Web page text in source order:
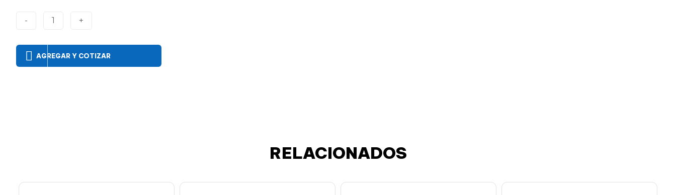
- 1 +
AGREGAR Y COTIZAR
RELACIONADOS